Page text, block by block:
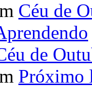
Céu de
de
Próximo